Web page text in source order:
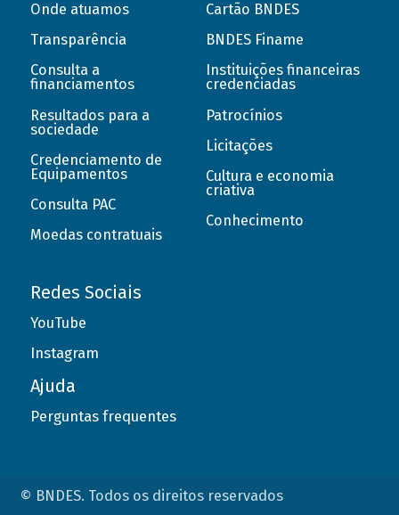
Onde atuamos
Transparência
Consulta a
financiamentos
Resultados para a
sociedade
Credenciamento de
Equipamentos
Consulta PAC
Moedas contratuais
Cartão BNDES
BNDES Finame
Instituições financeiras
credenciadas
Patrocínios
Licitações
Cultura e economia
criativa
Conhecimento
Redes Sociais
YouTube
Instagram
Ajuda
Perguntas frequentes
© BNDES. Todos os direitos reservados